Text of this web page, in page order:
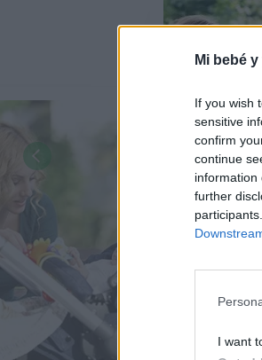
Mi bebé
If you wish
sensitive
confirm
continue
information
further
I want